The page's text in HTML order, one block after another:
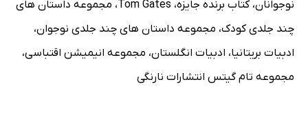
نوجوانان،کتاب برنده جایزه، Tom Gates، مجموعه داستان های
چند جلدی کودک، مجموعه داستان های چند جلدی نوجوان،
ادبیات بریتانیا، ادبیات انگلستان، مجموعه انیمیشن اقتباسی،
مجموعه تام گیتس انتشارات نارنگی